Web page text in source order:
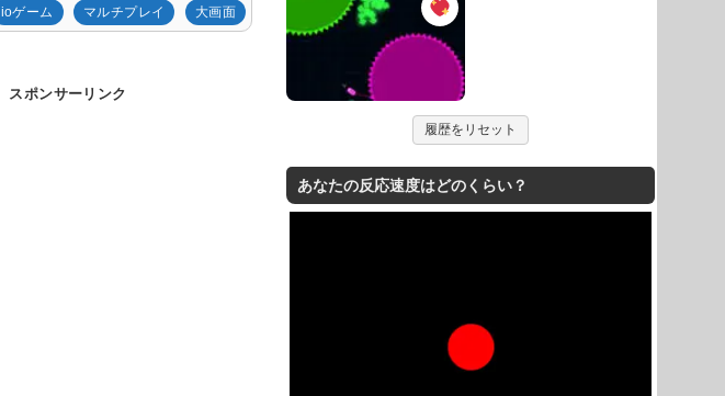
ioゲーム マルチプレイ 大画面
スポンサーリンク
履歴をリセット
あなたの反応速度はどのくらい？